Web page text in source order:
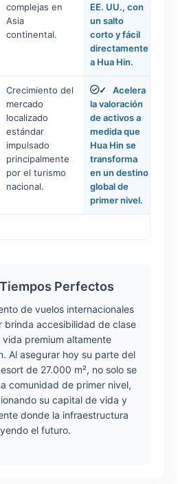
complejas en
Asia
continental.
EE. UU., con
un salto
corto y fácil
directamente
a Hua Hin.
Crecimiento del
mercado
localizado
estándar
impulsado
principalmente
por el turismo
nacional.
✓
Acelera
la valoración
de activos a
medida que
Hua Hin se
transforma
en un destino
global de
primer nivel.
Perfectos
de vuelos internacionales
brinda accesibilidad de clase
premium altamente
Al asegurar hoy su parte del
de 27.000 m², no solo se
comunidad de primer nivel,
su capital de vida y
donde la infraestructura
el futuro.